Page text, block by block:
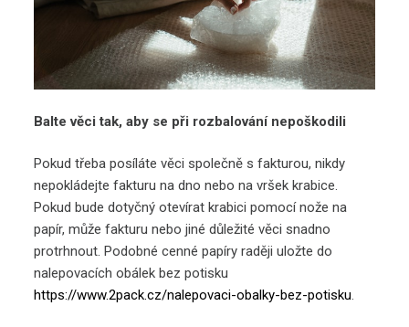
Balte věci tak, aby se při rozbalování nepoškodili
Pokud třeba posíláte věci společně s fakturou, nikdy
nepokládejte fakturu na dno nebo na vršek krabice.
Pokud bude dotyčný otevírat krabici pomocí nože na
papír, může fakturu nebo jiné důležité věci snadno
protrhnout. Podobné cenné papíry raději uložte do
nalepovacích obálek bez potisku
https://www.2pack.cz/nalepovaci-obalky-bez-potisku.